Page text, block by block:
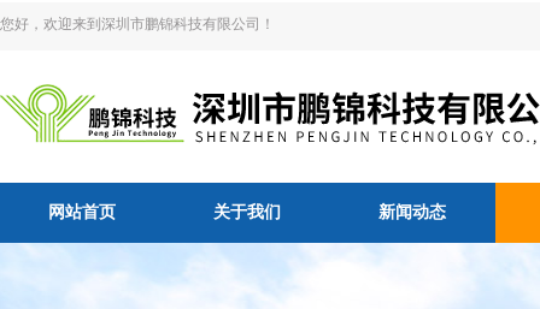
您好，欢迎来到深圳市鹏锦科技有限公司！
网站首页 关于我们 新闻动态